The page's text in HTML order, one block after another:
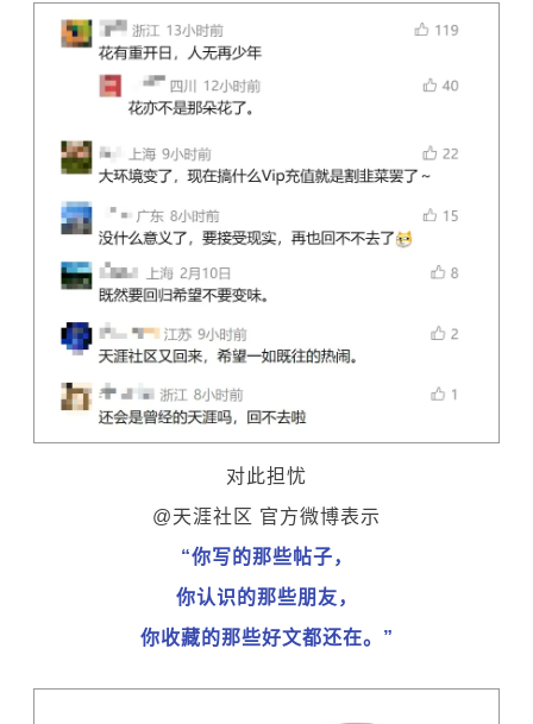
对此担忧
@天涯社区 官方微博表示
“你写的那些帖子，
你认识的那些朋友，
你收藏的那些好文都还在。”